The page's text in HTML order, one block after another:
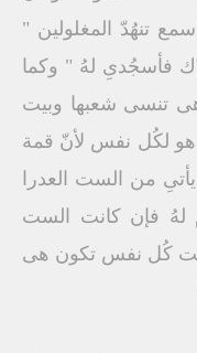
تنهُدّ المغلولين "
فأسجُدىِ لهُ " وكما
هى تنسى شعبها وبيت
هو لكُل نفس لأنّ قمة
من الست العدرا
فإن كانت الست
كُل نفس تكون هى